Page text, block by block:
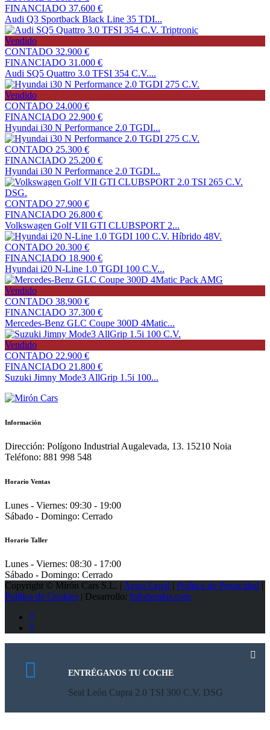
FINANCIADO 37.600 €
Audi Q3 Sportback Black Line 35 TDI...
Vendido
CONTADO 32.900 €
FINANCIADO 31.000 €
Audi SQ5 Quattro 3.0 TFSI 354 C.V....
Vendido
CONTADO 24.000 €
FINANCIADO 22.900 €
Hyundai i30 N Performance 2.0 TGDI...
CONTADO 25.300 €
FINANCIADO 25.200 €
Hyundai i30 N Performance 2.0 TGDI...
CONTADO 27.900 €
FINANCIADO 26.800 €
Volkswagen Golf VII GTI CLUBSPORT 2...
CONTADO 20.300 €
FINANCIADO 18.900 €
Hyundai i20 N-Line 1.0 TGDI 100 C.V...
Vendido
CONTADO 38.900 €
FINANCIADO 37.300 €
Mercedes-Benz GLC Coupe 300D 4Matic...
Vendido
CONTADO 22.900 €
FINANCIADO 21.800 €
Suzuki Jimny Mode3 AllGrip 1.5i 100...
Información
Dirección: Polígono Industrial Augalevada, 13. 15210 Noia
Teléfono: 881 998 548
Horario Ventas
Lunes - Viernes: 09:30 - 19:00
Sábado - Domingo: Cerrado
Horario Taller
Lunes - Viernes: 08:30 - 17:00
Sábado - Domingo: Cerrado
Copyright © Mirón Cars S.L. | Aviso Legal Política de Privacidad
Política de Cookies | Desarrollo: Infortendas.com
ENTRÉGANOS TU COCHE
Seat León Cupra 2.0 TSI 300 C.V. DSG